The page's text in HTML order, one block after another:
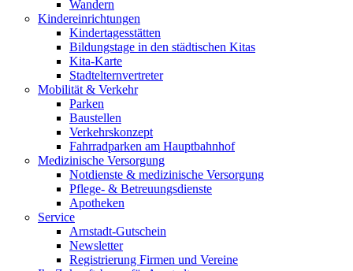
Wandern
Kindereinrichtungen
Kindertagesstätten
Bildungstage in den städtischen Kitas
Kita-Karte
Stadtelternvertreter
Mobilität & Verkehr
Parken
Baustellen
Verkehrskonzept
Fahrradparken am Hauptbahnhof
Medizinische Versorgung
Notdienste & medizinische Versorgung
Pflege- & Betreuungsdienste
Apotheken
Service
Arnstadt-Gutschein
Newsletter
Registrierung Firmen und Vereine